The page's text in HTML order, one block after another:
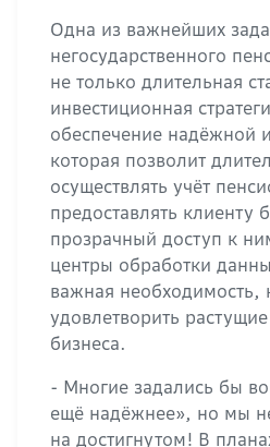
Одна из важнейших
негосударственного
не только длительная
инвестиционная
обеспечение надёжной
которая позволит
осуществлять учёт
предоставлять клиенту
прозрачный доступ к
центры обработки
важная необходимость,
удовлетворить
бизнеса.
- Многие задались бы
ещё надёжнее», но мы
на достигнутом! В